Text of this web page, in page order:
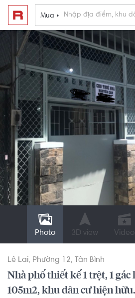
Mua •
Photo 3D view Video
Lê Lai Phường 12 Tân Bình
Nhà phố thiết kế 1 trệt, 1
105m2, khu dân cư hiện hữu.